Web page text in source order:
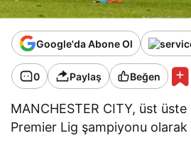
Google'da Abone Ol
0 Paylaş Beğen
MANCHESTER CITY, üst
Premier Lig şampiyonu